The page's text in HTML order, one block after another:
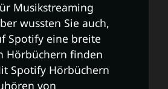
Musikstreaming
wussten Sie auch,
Spotify eine breite
Hörbüchern finden
Spotify Hörbüchern
von